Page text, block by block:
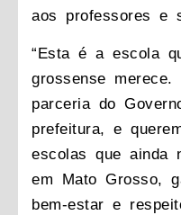
aos professores e
“Esta é a escola
grossense
parceria do
prefeitura, e
escolas que ainda
em Mato Grosso,
bem-estar e